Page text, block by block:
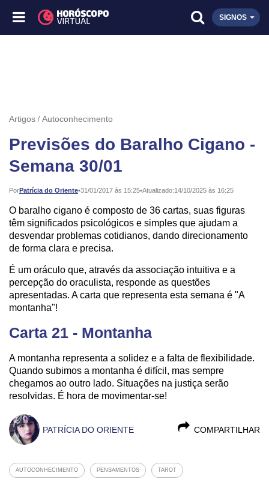
SIGNOS
Artigos Autoconhecimento
Previsões do Baralho Cigano -
Semana 30/01
PorPatrícia do Oriente•
Publicado: 31/01/2017 às 15:25•Atualizado:14/10/2025 às 16:25
O baralho cigano é composto de 36 cartas, suas figuras
têm significados psicológicos e simples que ajudam a
desvendar problemas cotidianos, dando direcionamento
de forma clara e precisa.
É um oráculo que, através da associação intuitiva e a
percepção do oraculista, responde as questões
apresentadas. A carta que representa esta semana é "A
montanha"!
Carta 21 - Montanha
A montanha representa a solidez e a falta de flexibilidade.
Quando subimos a montanha é difícil, mas sempre
chegamos ao outro lado. Situações na justiça serão
resolvidas. É hora de movimentar-se!
COMPARTILHAR
PATRÍCIA DO ORIENTE
AUTOCONHECIMENTO PENSAMENTOS TAROT